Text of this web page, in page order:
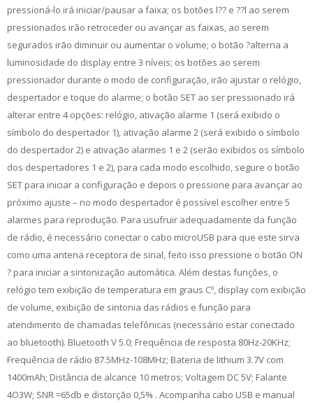
pressioná-lo irá iniciar/pausar a faixa; os botões l?? e ??l ao serem
pressionados irão retroceder ou avançar as faixas, ao serem
segurados irão diminuir ou aumentar o volume; o botão ?alterna a
luminosidade do display entre 3 níveis; os botões ao serem
pressionador durante o modo de configuração, irão ajustar o relógio,
despertador e toque do alarme; o botão SET ao ser pressionado irá
alterar entre 4 opções: relógio, ativação alarme 1 (será exibido o
símbolo do despertador 1), ativação alarme 2 (será exibido o símbolo
do despertador 2) e ativação alarmes 1 e 2 (serão exibidos os símbolo
dos despertadores 1 e 2), para cada modo escolhido, segure o botão
SET para iniciar a configuração e depois o pressione para avançar ao
próximo ajuste – no modo despertador é possível escolher entre 5
alarmes para reprodução. Para usufruir adequadamente da função
de rádio, é necessário conectar o cabo microUSB para que este sirva
como uma antena receptora de sinal, feito isso pressione o botão ON
? para iniciar a sintonização automática. Além destas funções, o
relógio tem exibição de temperatura em graus Cº, display com exibição
de volume, exibição de sintonia das rádios e função para
atendimento de chamadas telefônicas (necessário estar conectado
ao bluetooth). Bluetooth V 5.0; Frequência de resposta 80Hz-20KHz;
Frequência de rádio 87.5MHz-108MHz; Bateria de lithium 3.7V com
1400mAh; Distância de alcance 10 metros; Voltagem DC 5V; Falante
4O3W; SNR =65db e distorção 0,5% . Acompanha cabo USB e manual